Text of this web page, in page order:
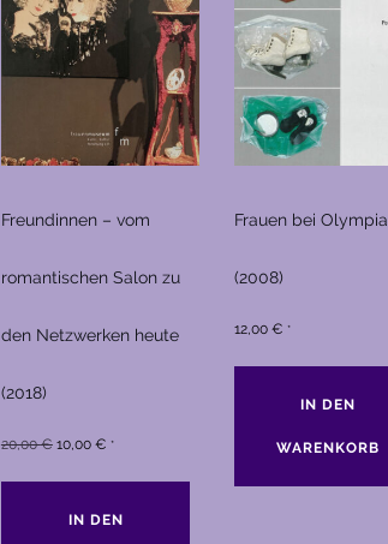
Freundinnen – vom
romantischen Salon zu
den Netzwerken heute
(2018)
20,00€ Ursprünglicher
20,00 €
10,00 €Aktueller
10,00 €.
*
IN DEN
Frauen bei Olympia
(2008)
12,00 € *
IN DEN
WARENKORB